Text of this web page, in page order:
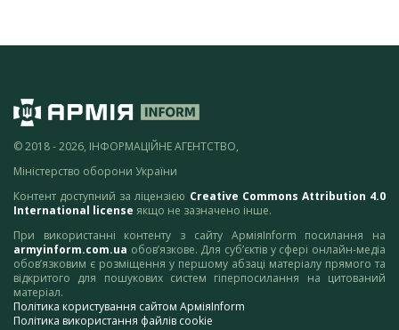
© 2018 - 2026, ІНФОРМАЦІЙНЕ АГЕНТСТВО,
Міністерство оборони України
Контент доступний за ліцензією Creative Commons Attribution 4.0
International license якщо не зазначено інше.
При використанні контенту з сайту АрміяInform посилання на
armyinform.com.ua обов’язкове. Для суб’єктів у сфері онлайн-медіа
обов’язковим є розміщення у першому абзаці матеріалу прямого та
відкритого для пошукових систем гіперпосилання на цитований
матеріал.
Політика користування сайтом АрміяInform
Політика використання файлів cookie